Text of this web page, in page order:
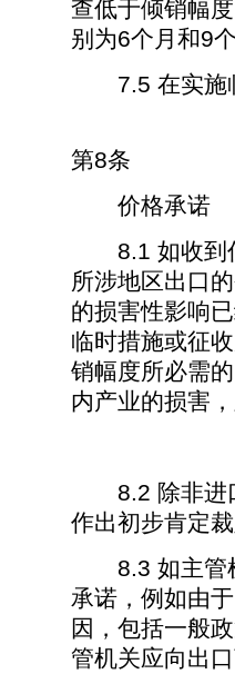
查低于倾销幅
别为6个月和9
7.5 在实施临
第8条
价格承诺
8.1 如收到任
所涉地区出口
的损害性影响
临时措施或征
销幅度所必需
内产业的损害
8.2 除非进口
作出初步肯定
8.3 如主管机
承诺，例如由
因，包括一般
管机关应向出